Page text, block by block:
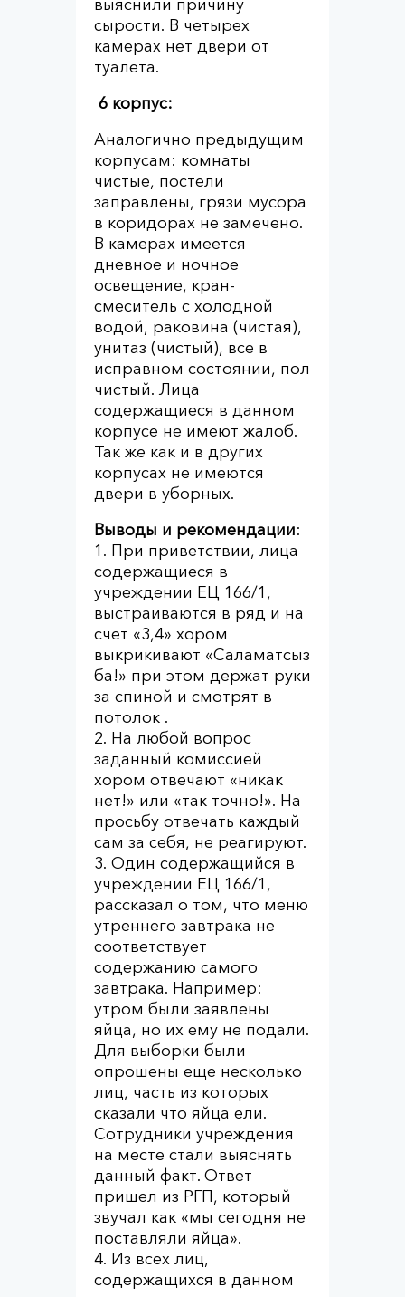
выяснили причину
сырости. В четырех
камерах нет двери от
туалета.
6 корпус:
Аналогично предыдущим
корпусам: комнаты
чистые, постели
заправлены, грязи мусора
в коридорах не замечено.
В камерах имеется
дневное и ночное
освещение, кран-
смеситель с холодной
водой, раковина (чистая),
унитаз (чистый), все в
исправном состоянии, пол
чистый. Лица
содержащиеся в данном
корпусе не имеют жалоб.
Так же как и в других
корпусах не имеются
двери в уборных.
Выводы и рекомендации:
1. При приветствии, лица
содержащиеся в
учреждении ЕЦ 166/1,
выстраиваются в ряд и на
счет «3,4» хором
выкрикивают «Саламатсыз
ба!» при этом держат руки
за спиной и смотрят в
потолок .
2. На любой вопрос
заданный комиссией
хором отвечают «никак
нет!» или «так точно!». На
просьбу отвечать каждый
сам за себя, не реагируют.
3. Один содержащийся в
учреждении ЕЦ 166/1,
рассказал о том, что меню
утреннего завтрака не
соответствует
содержанию самого
завтрака. Например:
утром были заявлены
яйца, но их ему не подали.
Для выборки были
опрошены еще несколько
лиц, часть из которых
сказали что яйца ели.
Сотрудники учреждения
на месте стали выяснять
данный факт. Ответ
пришел из РГП, который
звучал как «мы сегодня не
поставляли яйца».
4. Из всех лиц,
содержащихся в данном